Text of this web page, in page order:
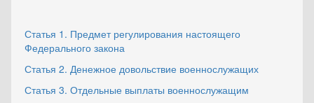
Статья 1. Предмет регулирования настоящего
Федерального закона
Статья 2. Денежное довольствие военнослужащих
Статья 3. Отдельные выплаты военнослужащим